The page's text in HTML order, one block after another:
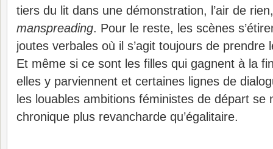
tiers du lit dans une démonstration, l’air de
manspreading. Pour le reste, les scènes
joutes verbales où il s’agit toujours de prendre
Et même si ce sont les filles qui gagnent à la
elles y parviennent et certaines lignes de
les louables ambitions féministes de départ se
chronique plus revancharde qu’égalitaire.